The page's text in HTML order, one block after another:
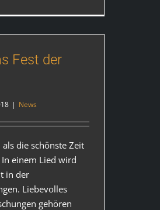
Fest der
| News
die schönste Zeit
In einem Lied wird
in der
Liebevolles
gehören